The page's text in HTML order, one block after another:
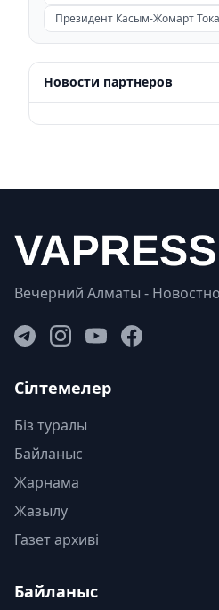
Президент Касым-Жомарт
Новости партнеров
Вечерний Алматы -
Сілтемелер
Біз туралы
Байланыс
Жарнама
Жазылу
Газет архиві
Байланыс